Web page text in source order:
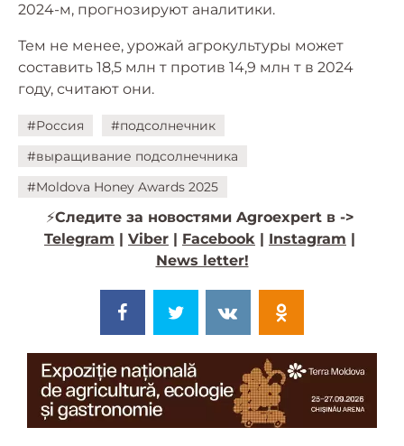
2024-м, прогнозируют аналитики.
Тем не менее, урожай агрокультуры может
составить 18,5 млн т против 14,9 млн т в 2024
году, считают они.
#Россия
#подсолнечник
#выращивание подсолнечника
#Moldova Honey Awards 2025
⚡️Следите за новостями Agroexpert в ->
Telegram
Viber Facebook Instagram
News letter!